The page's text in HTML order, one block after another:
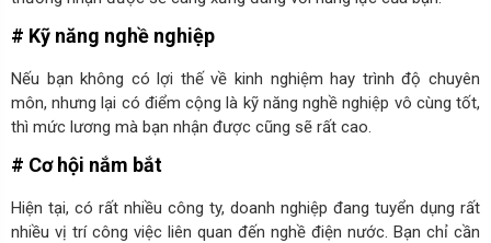
# Kỹ năng nghề nghiệp
Nếu bạn không có lợi thế về kinh nghiệm hay trình độ chuyên
môn, nhưng lại có điểm cộng là kỹ năng nghề nghiệp vô cùng tốt,
thì mức lương mà bạn nhận được cũng sẽ rất cao.
# Cơ hội nắm bắt
Hiện tại, có rất nhiều công ty, doanh nghiệp đang tuyển dụng rất
nhiều vị trí công việc liên quan đến nghề điện nước. Bạn chỉ cần